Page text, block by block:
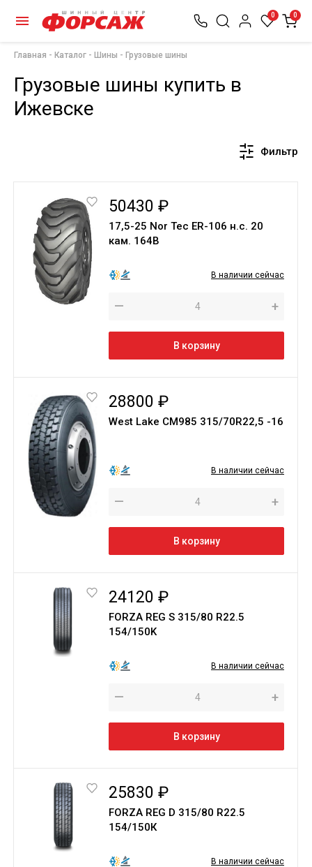
0 0
Главная Каталог Шины Грузовые шины
Грузовые шины купить в
Ижевске
Фильтр
50430 ₽
17,5-25 Nor Tec ER-106 н.с. 20
кам. 164B
В наличии сейчас
— +
В корзину
28800 ₽
West Lake CM985 315/70R22,5 -16
В наличии сейчас
— +
В корзину
24120 ₽
FORZA REG S 315/80 R22.5
154/150K
В наличии сейчас
— +
В корзину
25830 ₽
FORZA REG D 315/80 R22.5
154/150К
В наличии сейчас